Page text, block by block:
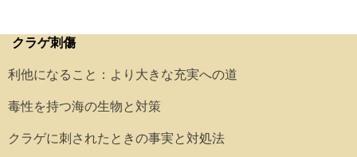
クラゲ刺傷
利他になること：より大きな充実への道
毒性を持つ海の生物と対策
クラゲに刺されたときの事実と対処法